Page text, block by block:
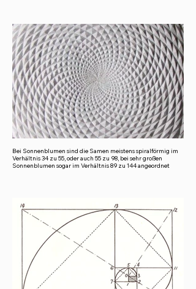
Bei Sonnenblumen sind die Samen meistens spiralförmig im
Verhältnis 34 zu 55, oder auch 55 zu 98, bei sehr großen
Sonnenblumen sogar im Verhältnis 89 zu 144 angeordnet